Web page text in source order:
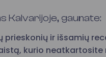
Kalvarijoje, gaunate:
ir išsamių
kurio neatkartosite